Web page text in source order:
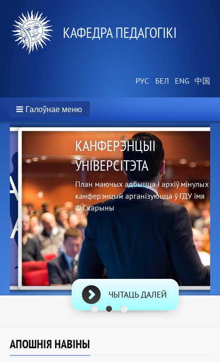
КАФЕДРА ПЕДАГОГІКІ
Галоўнае меню
КАНФЕРЭНЦЫІ
ЎНІВЕРСІТЭТА
План маючых адбыцца і архіў мінулых
канферэнцый арганізуюцца ў ГДУ імя
Ф.Скарыны
ЧЫТАЦЬ ДАЛЕЙ
АПОШНІЯ НАВІНЫ